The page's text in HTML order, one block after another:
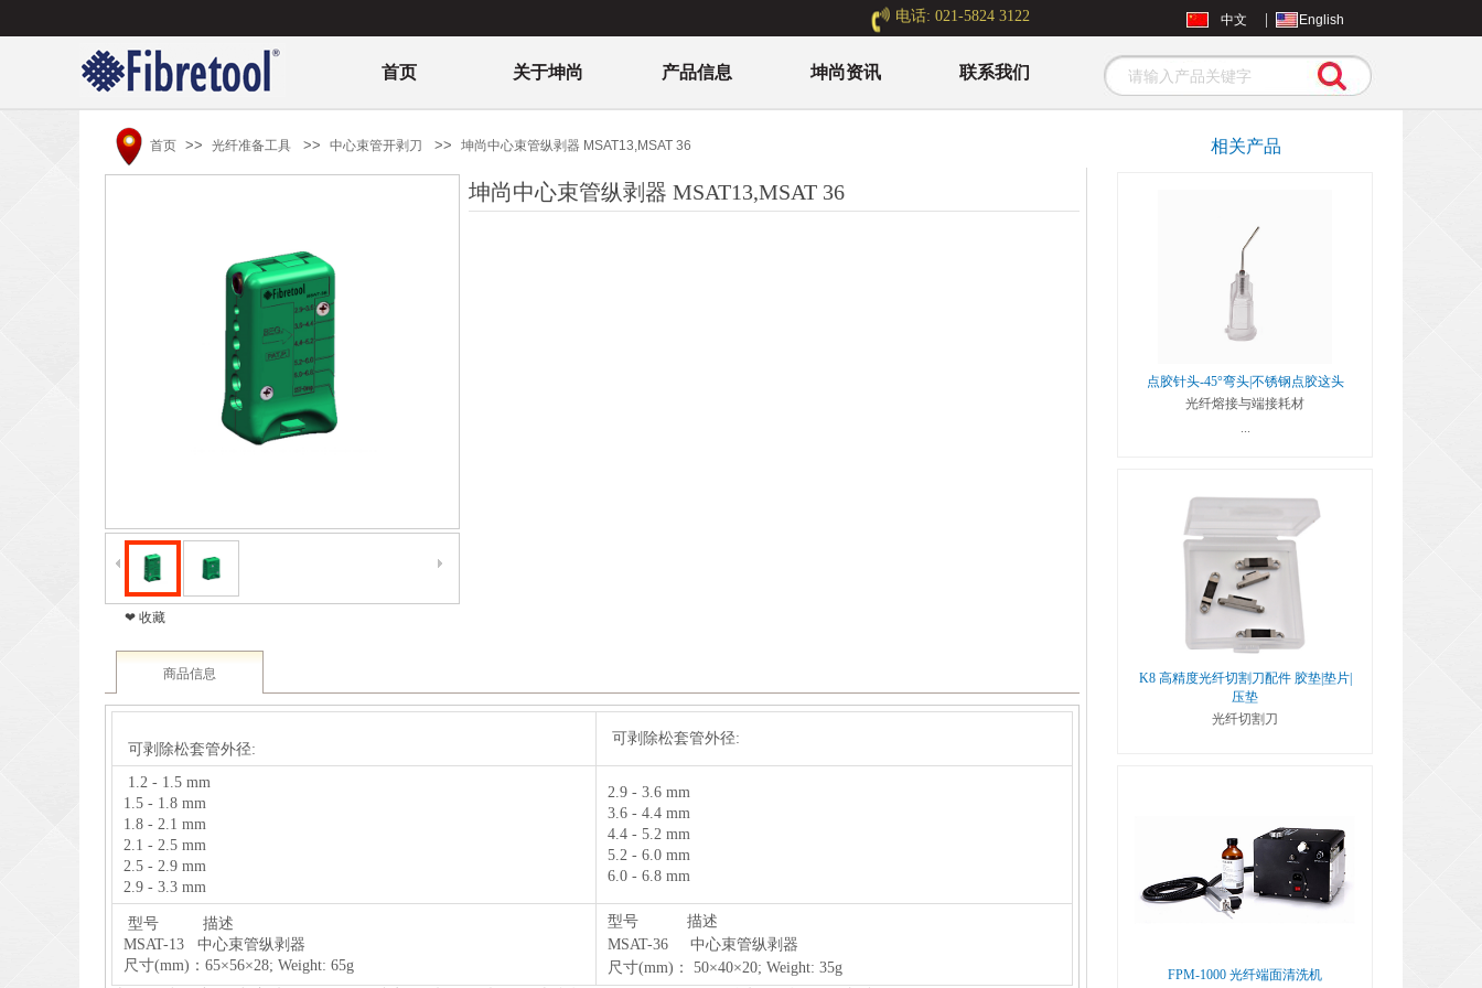
中文 | English
首页 关于坤尚 产品信息 坤尚资讯 联系我们
电话: 021-5824 3122
Search
首页 >> 光纤准备工具 >> 中心束管开剥刀 >> 坤尚中心束管纵剥器 MSAT13,MSAT 36 相关产品
❤ 收藏
坤尚中心束管纵剥器 MSAT13,MSAT 36
商品信息
可剥除松套管外径:
可剥除松套管外径:
1.2 - 1.5 mm
1.5 - 1.8 mm
1.8 - 2.1 mm
2.1 - 2.5 mm
2.5 - 2.9 mm
2.9 - 3.3 mm
2.9 - 3.6 mm
3.6 - 4.4 mm
4.4 - 5.2 mm
5.2 - 6.0 mm
6.0 - 6.8 mm
型号 描述
MSAT-13 中心束管纵剥器
尺寸(mm)：65×56×28; Weight: 65g
型号
描述
MSAT-36 中心束管纵剥器
尺寸(mm)： 50×40×20; Weight: 35g
点胶针头-45°弯头|不锈钢点胶这头
光纤熔接与端接耗材
...
K8 高精度光纤切割刀配件 胶垫|垫片|
压垫
光纤切割刀
FPM-1000 光纤端面清洗机